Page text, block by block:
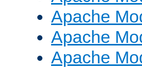
Apache
Apache
Apache